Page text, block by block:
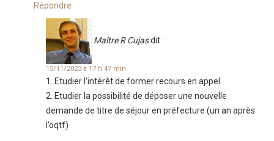
Répondre
Maître R Cujasdit :
15/11/2023 à 17 h 47 min
1. Etudier l’intérêt de former recours en appel
2. Etudier la possibilité de déposer une nouvelle
demande de titre de séjour en préfecture (un an après
l’oqtf)